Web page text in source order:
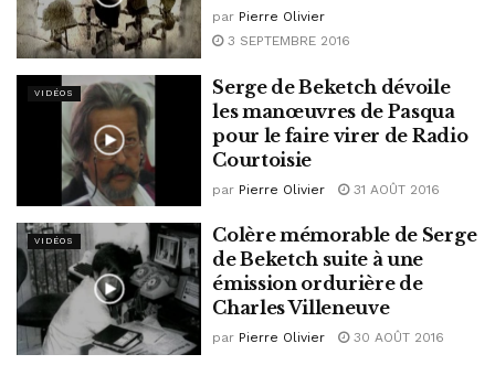
par Pierre Olivier
3 SEPTEMBRE 2016
VIDÉOS
Serge de Beketch dévoile
les manœuvres de Pasqua
pour le faire virer de Radio
Courtoisie
par Pierre Olivier 31 AOÛT 2016
VIDÉOS
Colère mémorable de Serge
de Beketch suite à une
émission ordurière de
Charles Villeneuve
par Pierre Olivier 30 AOÛT 2016